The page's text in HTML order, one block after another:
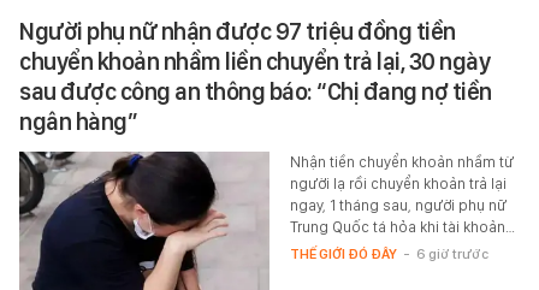
Người phụ nữ nhận được 97 triệu đồng tiền
chuyển khoản nhầm liền chuyển trả lại, 30 ngày
sau được công an thông báo: “Chị đang nợ tiền
ngân hàng”
Nhận tiền chuyển khoản nhầm từ
người lạ rồi chuyển khoản trả lại
ngay, 1 tháng sau, người phụ nữ
Trung Quốc tá hỏa khi tài khoản…
THẾ GIỚI ĐÓ ĐÂY - 6 giờ trước